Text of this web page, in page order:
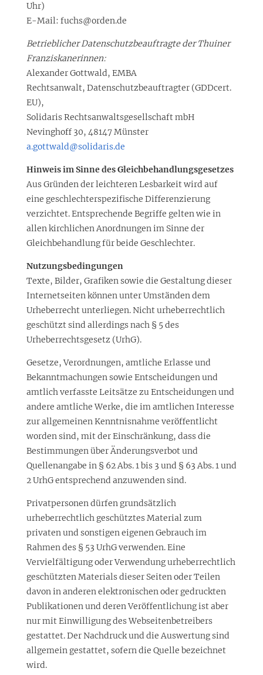
Uhr)
E-Mail: fuchs@orden.de
Betrieblicher Datenschutzbeauftragte der Thuiner
Franziskanerinnen:
Alexander Gottwald, EMBA
Rechtsanwalt, Datenschutzbeauftragter (GDDcert.
EU),
Solidaris Rechtsanwaltsgesellschaft mbH
Nevinghoff 30, 48147 Münster
a.gottwald@solidaris.de
Hinweis im Sinne des Gleichbehandlungsgesetzes
Aus Gründen der leichteren Lesbarkeit wird auf
eine geschlechterspezifische Differenzierung
verzichtet. Entsprechende Begriffe gelten wie in
allen kirchlichen Anordnungen im Sinne der
Gleichbehandlung für beide Geschlechter.
Nutzungsbedingungen
Texte, Bilder, Grafiken sowie die Gestaltung dieser
Internetseiten können unter Umständen dem
Urheberrecht unterliegen. Nicht urheberrechtlich
geschützt sind allerdings nach § 5 des
Urheberrechtsgesetz (UrhG).
Gesetze, Verordnungen, amtliche Erlasse und
Bekanntmachungen sowie Entscheidungen und
amtlich verfasste Leitsätze zu Entscheidungen und
andere amtliche Werke, die im amtlichen Interesse
zur allgemeinen Kenntnisnahme veröffentlicht
worden sind, mit der Einschränkung, dass die
Bestimmungen über Änderungsverbot und
Quellenangabe in § 62 Abs. 1 bis 3 und § 63 Abs. 1 und
2 UrhG entsprechend anzuwenden sind.
Privatpersonen dürfen grundsätzlich
urheberrechtlich geschütztes Material zum
privaten und sonstigen eigenen Gebrauch im
Rahmen des § 53 UrhG verwenden. Eine
Vervielfältigung oder Verwendung urheberrechtlich
geschützten Materials dieser Seiten oder Teilen
davon in anderen elektronischen oder gedruckten
Publikationen und deren Veröffentlichung ist aber
nur mit Einwilligung des Webseitenbetreibers
gestattet. Der Nachdruck und die Auswertung sind
allgemein gestattet, sofern die Quelle bezeichnet
wird.